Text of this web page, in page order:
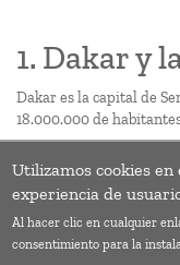
1. Dakar y
Dakar es la capital de
18.000.000 de
Paginación
Suscribirse a
Utilizamos cookies
experiencia de
Al hacer clic en cualquier
consentimiento para la